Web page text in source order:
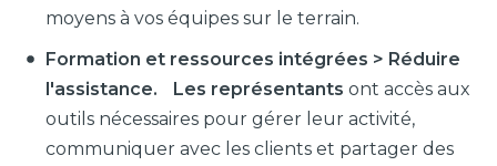
moyens à vos équipes sur le terrain.
Formation et ressources intégrées > Réduire
l'assistance. Les représentants ont accès aux
outils nécessaires pour gérer leur activité,
communiquer avec les clients et partager des